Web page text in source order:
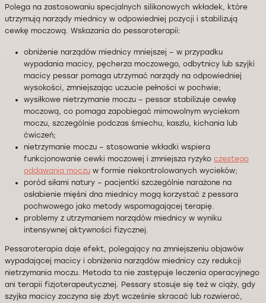
Polega na zastosowaniu specjalnych silikonowych wkładek, które
utrzymują narządy miednicy w odpowiedniej pozycji i stabilizują
cewkę moczową. Wskazania do pessaroterapii:
obniżenie narządów miednicy mniejszej – w przypadku
wypadania macicy, pęcherza moczowego, odbytnicy lub szyjki
macicy pessar pomaga utrzymać narządy na odpowiedniej
wysokości, zmniejszając uczucie pełności w pochwie;
wysiłkowe nietrzymanie moczu – pessar stabilizuje cewkę
moczową, co pomaga zapobiegać mimowolnym wyciekom
moczu, szczególnie podczas śmiechu, kaszlu, kichania lub
ćwiczeń;
nietrzymanie moczu – stosowanie wkładki wspiera
funkcjonowanie cewki moczowej i zmniejsza ryzyko częstego
oddawania moczu w formie niekontrolowanych wycieków;
poród siłami natury – pacjentki szczególnie narażone na
osłabienie mięśni dna miednicy mogą korzystać z pessara
pochwowego jako metody wspomagającej terapię.
problemy z utrzymaniem narządów miednicy w wyniku
intensywnej aktywności fizycznej.
Pessaroterapia daje efekt, polegający na zmniejszeniu objawów
wypadającej macicy i obniżenia narządów miednicy czy redukcji
nietrzymania moczu. Metoda ta nie zastępuje leczenia operacyjnego
ani terapii fizjoterapeutycznej. Pessary stosuje się też w ciąży, gdy
szyjka macicy zaczyna się zbyt wcześnie skracać lub rozwierać,